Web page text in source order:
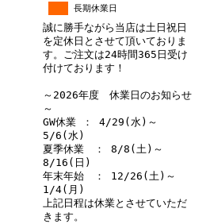
長期休業日
誠に勝手ながら当店は土日祝日
を定休日とさせて頂いておりま
す。ご注文は24時間365日受け
付けております！
～2026年度 休業日のお知らせ
～
GW休業 ： 4/29(水)～
5/6(水)
夏季休業 ： 8/8(土)～
8/16(日)
年末年始 ： 12/26(土)～
1/4(月)
上記日程は休業とさせていただ
きます。